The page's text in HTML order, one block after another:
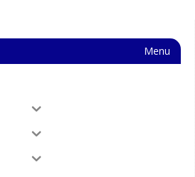
Menu